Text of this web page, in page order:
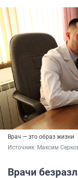
Врач — это образ жизни
Источник: Максим
Врачи